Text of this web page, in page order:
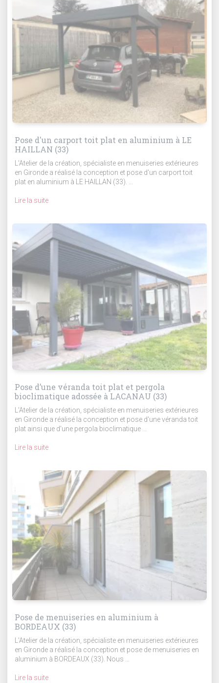
Pose d'un carport toit plat en aluminium à LE
HAILLAN (33)
L'Atelier de la création, spécialiste en menuiseries extérieures
en Gironde a réalisé la conception et pose d'un carport toit
plat en aluminium à LE HAILLAN (33). ...
Lire la suite
Pose d’une véranda toit plat et pergola
bioclimatique adossée à LACANAU (33)
L'Atelier de la création, spécialiste en menuiseries extérieures
en Gironde a réalisé la conception et pose d'une véranda toit
plat ainsi que d'une pergola bioclimatique ...
Lire la suite
Pose de menuiseries en aluminium à
BORDEAUX (33)
L'Atelier de la création, spécialiste en menuiseries extérieures
en Gironde a réalisé la conception et pose de menuiseries en
aluminium à BORDEAUX (33). Nous ...
Lire la suite